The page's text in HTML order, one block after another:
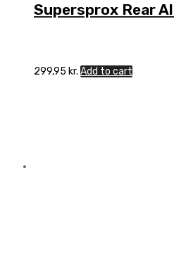
Supersprox Rear
299,95 kr. Add to cart